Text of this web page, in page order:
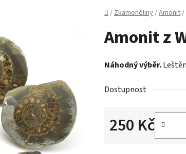
Domů
/Zkameněliny/Amonit/
Amonit z
Náhodný výběr.
Dostupnost
250 Kč